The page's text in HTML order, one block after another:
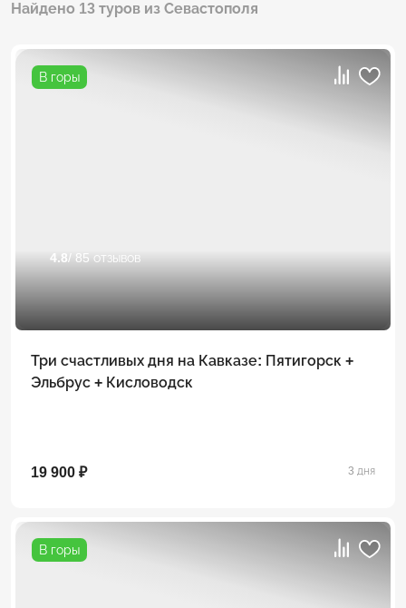
Найдено 13 туров из Севастополя
В горы
4.8/ 85 отзывов
Три счастливых дня на Кавказе: Пятигорск +
Эльбрус + Кисловодск
19 900 ₽ 3 дня
В горы